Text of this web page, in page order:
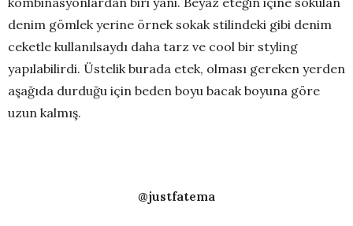
denim gömlek yerine örnek sokak stilindeki gibi denim
ceketle kullanılsaydı daha tarz ve cool bir styling
yapılabilirdi. Üstelik burada etek, olması gereken yerden
aşağıda durduğu için beden boyu bacak boyuna göre
uzun kalmış.
@justfatema